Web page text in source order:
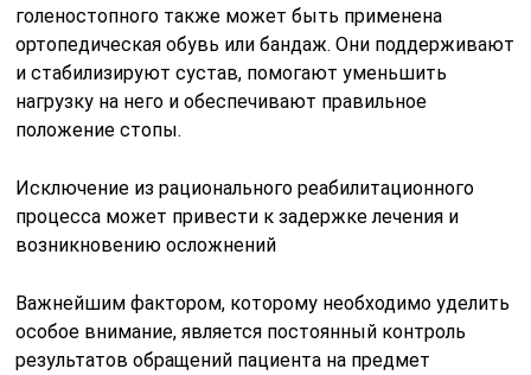
голеностопного также может быть применена
ортопедическая обувь или бандаж. Они поддерживают
и стабилизируют сустав, помогают уменьшить
нагрузку на него и обеспечивают правильное
положение стопы.
Исключение из рационального реабилитационного
процесса может привести к задержке лечения и
возникновению осложнений
Важнейшим фактором, которому необходимо уделить
особое внимание, является постоянный контроль
результатов обращений пациента на предмет